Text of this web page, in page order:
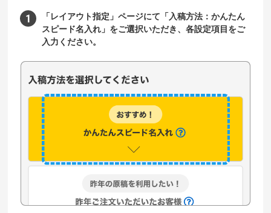
「レイアウト指定」ページにて「入稿方法：かんたん
スピード名入れ」をご選択いただき、各設定項目をご
入力ください。